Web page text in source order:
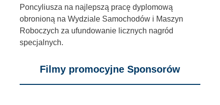
Poncyliusza na najlepszą pracę dyplomową
obronioną na Wydziale Samochodów i Maszyn
Roboczych za ufundowanie licznych nagród
specjalnych.
Filmy promocyjne Sponsorów